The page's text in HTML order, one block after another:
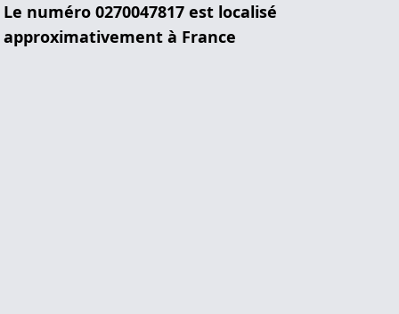
Le numéro 0270047817 est localisé
approximativement à France